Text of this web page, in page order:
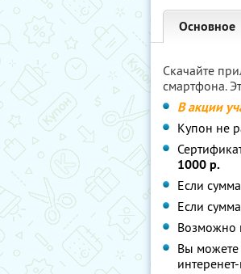
Основное
Скачайте
смартфона.
В акции
Купон не
1000 р.
Если
Если
Возможно
Вы можете